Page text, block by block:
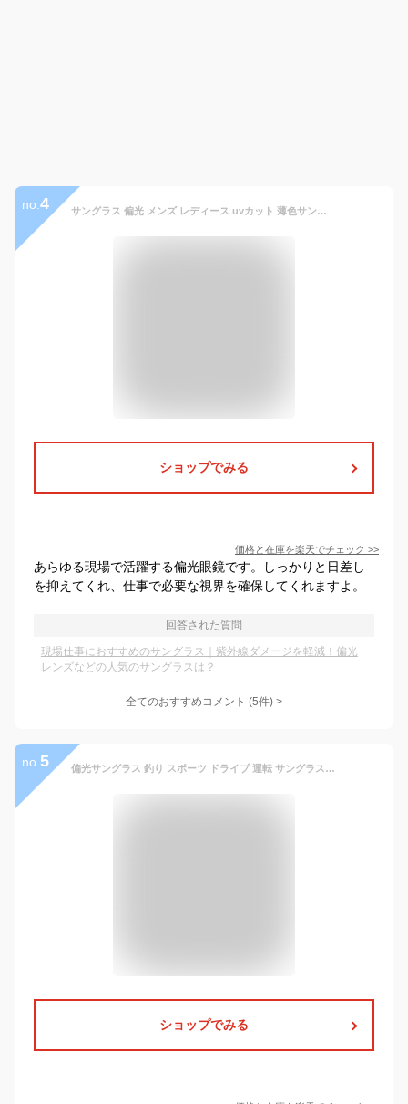
no. 4 サングラス 偏光 メンズ レディース uvカット 薄色サングラス レンズ メガネ 紫外線 男性 外仕事 プレゼント 軽量 疲れない 眩しくない 暑さ対策 作業服 日差し アウトドア ドライブ 運転 おしゃれ シンプル FEELLIFE FLW-001-002 敬老の日
ショップでみる
価格と在庫を楽天でチェック >>
あらゆる現場で活躍する偏光眼鏡です。しっかりと日差し
を抑えてくれ、仕事で必要な視界を確保してくれますよ。
回答された質問
現場仕事におすすめのサングラス｜紫外線ダメージを軽減！偏光
レンズなどの人気のサングラスは？
全てのおすすめコメント (5件) >
no. 5 偏光サングラス 釣り スポーツ ドライブ 運転 サングラス 伊達メガネ メンズ レディース UVカット 超軽量 重さ16g オーバル ライトカラーレンズ 薄い色 ブラック スモーク グレー ブラウン ブルー ネイビー 透明レンズ 全9色
ショップでみる